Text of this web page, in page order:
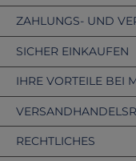
ZAHLUNGS- UND
SICHER EINKAUFEN
IHRE VORTEILE BEI
RECHTLICHES